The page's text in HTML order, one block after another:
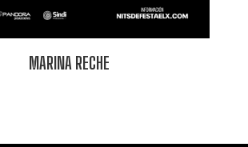
MARINA RECHE